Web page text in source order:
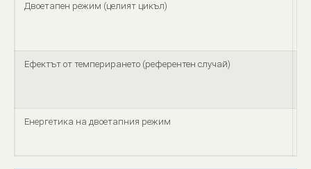
Двоетапен режим (целият цикъл)
Ефектът от темперирането (референтен случай)
Енергетика на двоетапния режим